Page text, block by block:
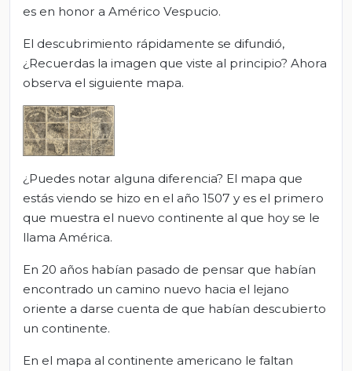
es en honor a Américo Vespucio.
El descubrimiento rápidamente se difundió,
¿Recuerdas la imagen que viste al principio? Ahora
observa el siguiente mapa.
¿Puedes notar alguna diferencia? El mapa que
estás viendo se hizo en el año 1507 y es el primero
que muestra el nuevo continente al que hoy se le
llama América.
En 20 años habían pasado de pensar que habían
encontrado un camino nuevo hacia el lejano
oriente a darse cuenta de que habían descubierto
un continente.
En el mapa al continente americano le faltan